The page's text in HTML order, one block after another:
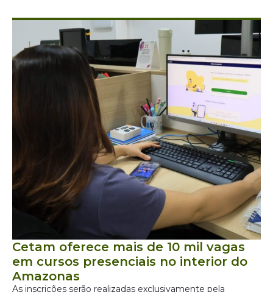
Cetam oferece mais de 10 mil vagas
em cursos presenciais no interior do
Amazonas
As inscrições serão realizadas exclusivamente pela